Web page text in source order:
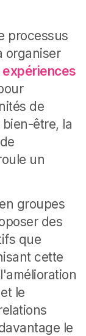
processus
organiser
expériences
de
être, la
un
groupes
des
que
cette
le
le